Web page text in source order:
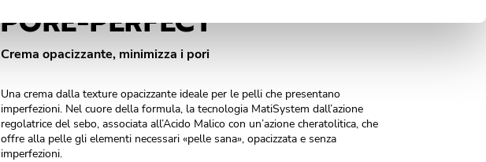
PORE-PERFECT
Crema opacizzante, minimizza i pori
Una crema dalla texture opacizzante ideale per le pelli che presentano
imperfezioni. Nel cuore della formula, la tecnologia MatiSystem dall’azione
regolatrice del sebo, associata all’Acido Malico con un’azione cheratolitica, che
offre alla pelle gli elementi necessari «pelle sana», opacizzata e senza
imperfezioni.